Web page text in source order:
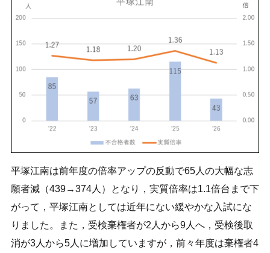
平塚江南は前年度の倍率アップの反動で65人の大幅な志
願者減（439→374人）となり，実質倍率は1.1倍台まで下
がって，平塚江南としては近年にない緩やかな入試にな
りました。また，受検棄権者が2人から9人へ，受検後取
消が3人から5人に増加していますが，前々年度は棄権者4